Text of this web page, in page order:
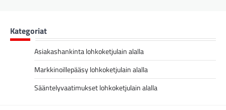
Kategoriat
Asiakashankinta lohkoketjulain alalla
Markkinoillepääsy lohkoketjulain alalla
Sääntelyvaatimukset lohkoketjulain alalla